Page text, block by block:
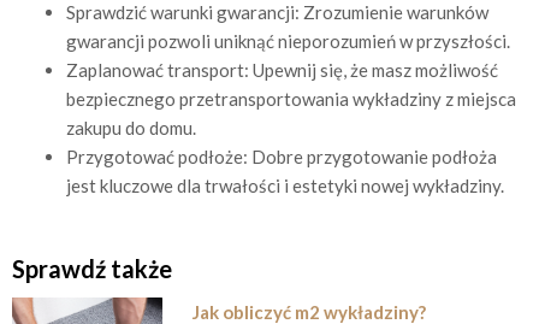
Sprawdzić warunki gwarancji: Zrozumienie warunków
gwarancji pozwoli uniknąć nieporozumień w przyszłości.
Zaplanować transport: Upewnij się, że masz możliwość
bezpiecznego przetransportowania wykładziny z miejsca
zakupu do domu.
Przygotować podłoże: Dobre przygotowanie podłoża
jest kluczowe dla trwałości i estetyki nowej wykładziny.
Sprawdź także
Jak obliczyć m2 wykładziny?